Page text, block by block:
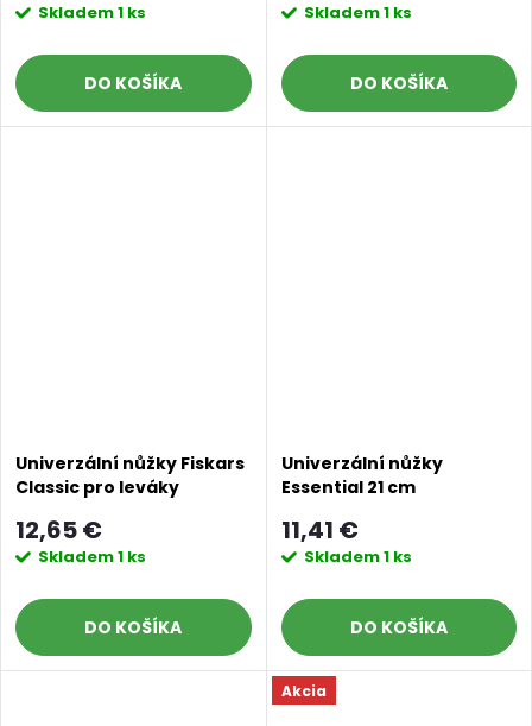
Skladem1 ks
DO KOŠÍKA
Skladem1 ks
DO KOŠÍKA
Univerzální nůžky Fiskars
Classic pro leváky
12,65 €
Skladem1 ks
DO KOŠÍKA
Univerzální nůžky
Essential 21 cm
11,41 €
Skladem1 ks
DO KOŠÍKA
Akcia